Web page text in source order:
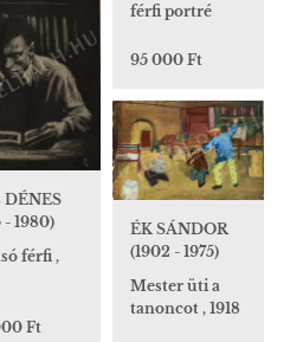
férfi portré
95 000 Ft
DÉNES
- 1980)
férfi ,
Ft
ÉK SÁNDOR
(1902 - 1975)
Mester üti a
tanoncot , 1918